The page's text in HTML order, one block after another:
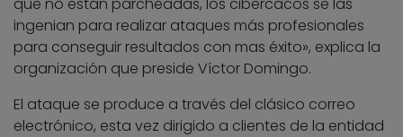
ingenian para realizar ataques más profesionales
para conseguir resultados con mas éxito», explica la
organización que preside Víctor Domingo.
El ataque se produce a través del clásico correo
electrónico, esta vez dirigido a clientes de la entidad